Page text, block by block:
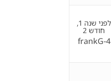
לפני שנה 1,
חודש 2
frankG-4